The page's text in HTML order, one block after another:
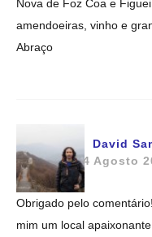
Nova de Foz Coa e
amendoeiras, vinho e
Abraço
David
4 Agosto
Obrigado pelo
mim um local